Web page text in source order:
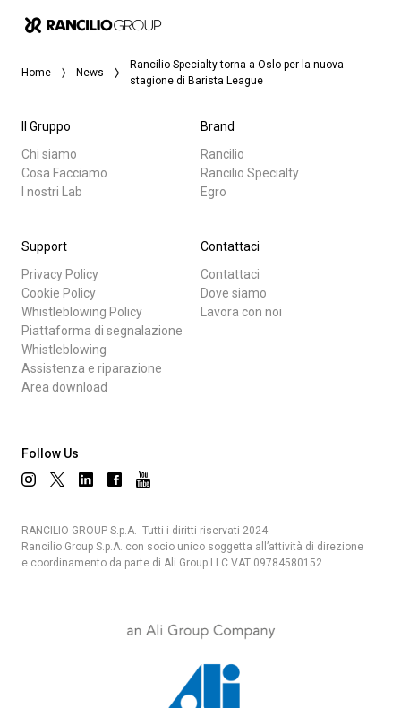
Home News
Rancilio Specialty torna a Oslo per la nuova
stagione di Barista League
Il Gruppo
Chi siamo
Cosa Facciamo
I nostri Lab
Brand
Rancilio
Rancilio Specialty
Egro
Support
Privacy Policy
Cookie Policy
Whistleblowing Policy
Piattaforma di segnalazione
Whistleblowing
Assistenza e riparazione
Area download
Contattaci
Contattaci
Dove siamo
Lavora con noi
Follow Us
RANCILIO GROUP S.p.A.- Tutti i diritti riservati 2024.
Rancilio Group S.p.A. con socio unico soggetta all’attività di direzione
e coordinamento da parte di Ali Group LLC VAT 09784580152